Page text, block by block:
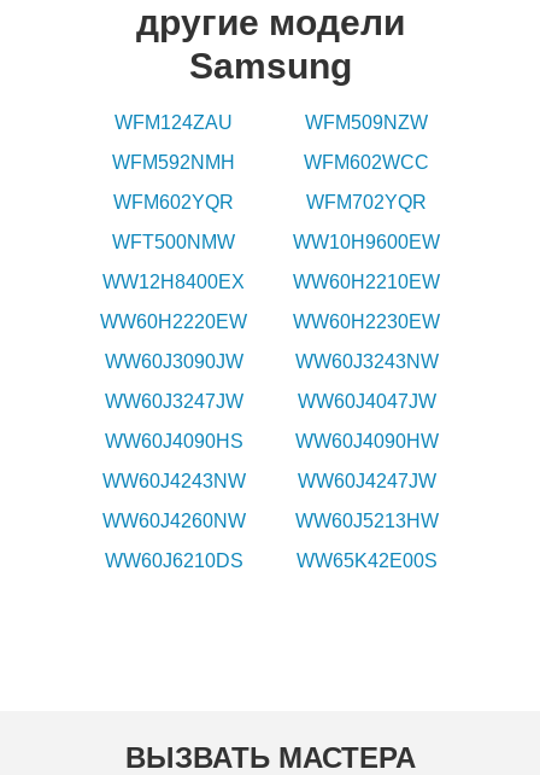
другие модели
Samsung
WFM124ZAU
WFM509NZW
WFM592NMH
WFM602WCC
WFM602YQR
WFM702YQR
WFT500NMW
WW10H9600EW
WW12H8400EX
WW60H2210EW
WW60H2220EW
WW60H2230EW
WW60J3090JW
WW60J3243NW
WW60J3247JW
WW60J4047JW
WW60J4090HS
WW60J4090HW
WW60J4243NW
WW60J4247JW
WW60J4260NW
WW60J5213HW
WW60J6210DS
WW65K42E00S
ВЫЗВАТЬ МАСТЕРА